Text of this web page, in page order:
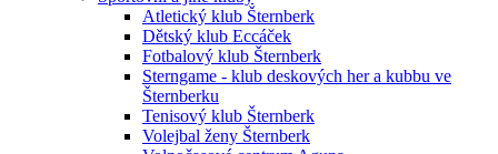
Atletický klub Šternberk
Dětský klub Eccáček
Fotbalový klub Šternberk
Sterngame - klub deskových her a kubbu ve
Šternberku
Tenisový klub Šternberk
Volejbal ženy Šternberk